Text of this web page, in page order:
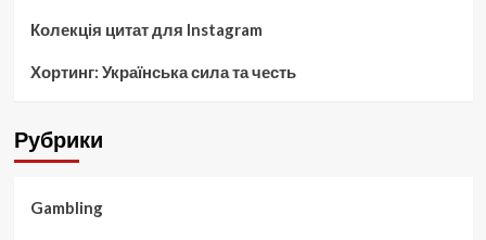
Колекція цитат для Instagram
Хортинг: Українська сила та честь
Рубрики
Gambling